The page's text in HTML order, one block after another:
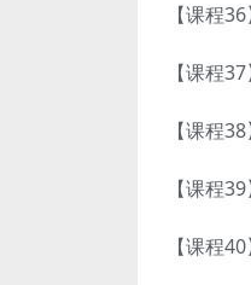
【课程
【课程
【课程
【课程
【课程